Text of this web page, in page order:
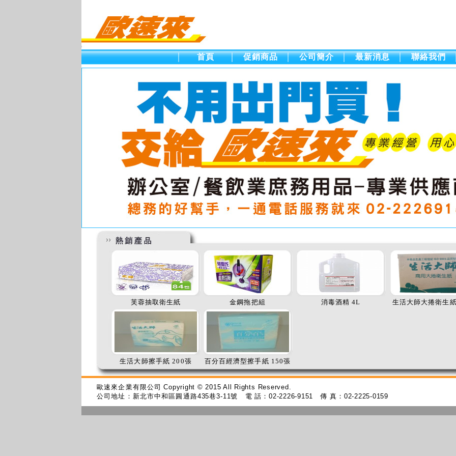
首頁 促銷商品 公司簡介 最新消息 聯絡我們
芙蓉抽取衛生紙 金鋼拖把組 消毒酒精 4L 生活大師大捲衛生
生活大師擦手紙 200張 百分百經濟型擦手紙 150張
歐速來企業有限公司Copyright © 2015 All Rights Reserved.
公司地址：新北市中和區圓通路435巷3-11號 電 話：02-2226-9151 傳 真： 02-2225-0159